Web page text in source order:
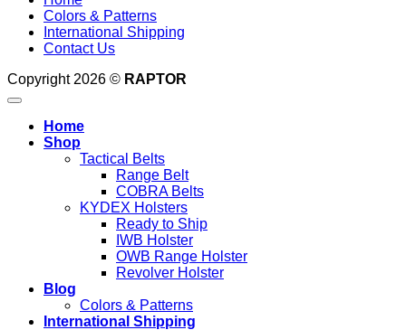
Colors & Patterns
International Shipping
Contact Us
Copyright 2026 © RAPTOR
Home
Shop
Tactical Belts
Range Belt
COBRA Belts
KYDEX Holsters
Ready to Ship
IWB Holster
OWB Range Holster
Revolver Holster
Blog
Colors & Patterns
International Shipping